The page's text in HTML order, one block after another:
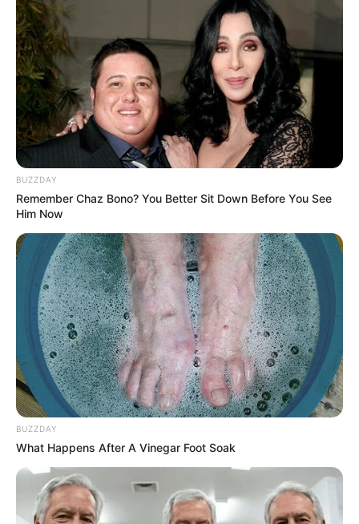
Decor Fácil
3. Antúrio
Pode ser utilizada para decorar mesas e
aparadores ou para compor grandes vasos.
BUZZDAY
Remember Chaz Bono? You Better Sit Down Before You See
Him Now
BUZZDAY
What Happens After A Vinegar Foot Soak